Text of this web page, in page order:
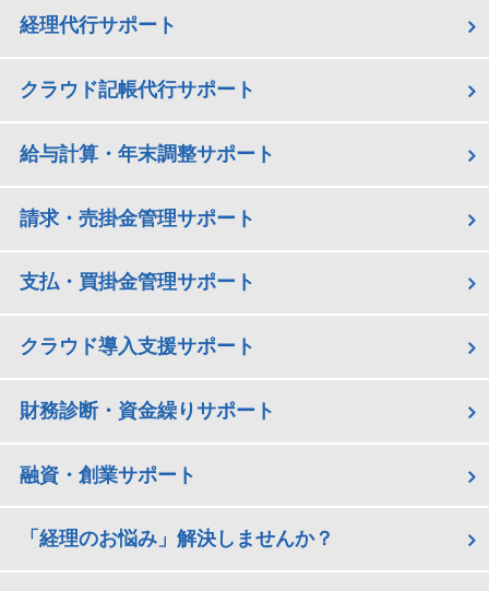
経理代行サポート
クラウド記帳代行サポート
給与計算・年末調整サポート
請求・売掛金管理サポート
支払・買掛金管理サポート
クラウド導入支援サポート
財務診断・資金繰りサポート
融資・創業サポート
「経理のお悩み」解決しませんか？